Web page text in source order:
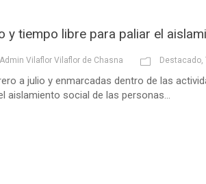
y tiempo libre para paliar el
Admin Vilaflor Vilaflor de Chasna Destacado,
a julio y enmarcadas dentro de las
aislamiento social de las personas...